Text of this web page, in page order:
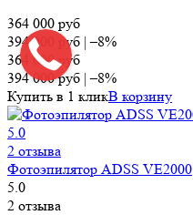
364 000 руб
394 000
руб |–8%
364 000руб
394 000руб |–8%
Купить в 1 кликВ корзину
5.0
2 отзыва
Фотоэпилятор ADSS VE2000
5.0
2 отзыва